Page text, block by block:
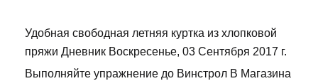
Удобная свободная летняя куртка из хлопковой
пряжи Дневник Воскресенье, 03 Сентября 2017 г.
Выполняйте упражнение до Винстрол В Магазина